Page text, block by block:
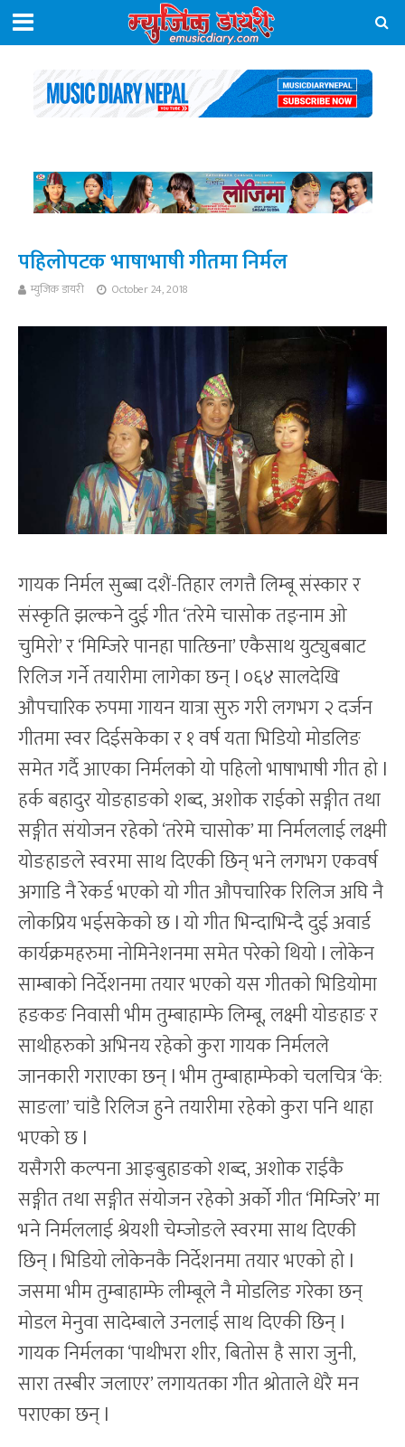
पहिलोपटक भाषाभाषी गीतमा निर्मल
म्युजिक डायरी October 24, 2018
गायक निर्मल सुब्बा दशैं-तिहार लगत्तै लिम्बू संस्कार र
संस्कृति झल्कने दुई गीत ‘तरेमे चासोक तङ्नाम ओ
चुमिरो’ र ‘मिम्जिरे पानहा पात्छिना’ एकैसाथ युट्युबबाट
रिलिज गर्ने तयारीमा लागेका छन् l ०६४ सालदेखि
औपचारिक रुपमा गायन यात्रा सुरु गरी लगभग २ दर्जन
गीतमा स्वर दिईसकेका र १ वर्ष यता भिडियो मोडलिङ
समेत गर्दै आएका निर्मलको यो पहिलो भाषाभाषी गीत हो l
हर्क बहादुर योङहाङको शब्द, अशोक राईको सङ्गीत तथा
सङ्गीत संयोजन रहेको ‘तरेमे चासोक’ मा निर्मललाई लक्ष्मी
योङहाङले स्वरमा साथ दिएकी छिन् भने लगभग एकवर्ष
अगाडि नै रेकर्ड भएको यो गीत औपचारिक रिलिज अघि नै
लोकप्रिय भईसकेको छ l यो गीत भिन्दाभिन्दै दुई अवार्ड
कार्यक्रमहरुमा नोमिनेशनमा समेत परेको थियो l लोकेन
साम्बाको निर्देशनमा तयार भएको यस गीतको भिडियोमा
हङकङ निवासी भीम तुम्बाहाम्फे लिम्बू, लक्ष्मी योङहाङ र
साथीहरुको अभिनय रहेको कुरा गायक निर्मलले
जानकारी गराएका छन् l भीम तुम्बाहाम्फेको चलचित्र ‘के:
साङला’ चांडै रिलिज हुने तयारीमा रहेको कुरा पनि थाहा
भएको छ l
यसैगरी कल्पना आङ्बुहाङको शब्द, अशोक राईकै
सङ्गीत तथा सङ्गीत संयोजन रहेको अर्को गीत ‘मिम्जिरे’ मा
भने निर्मललाई श्रेयशी चेम्जोङले स्वरमा साथ दिएकी
छिन् l भिडियो लोकेनकै निर्देशनमा तयार भएको हो l
जसमा भीम तुम्बाहाम्फे लीम्बूले नै मोडलिङ गरेका छन्
मोडल मेनुवा सादेम्बाले उनलाई साथ दिएकी छिन् l
गायक निर्मलका ‘पाथीभरा शीर, बितोस है सारा जुनी,
सारा तस्बीर जलाएर’ लगायतका गीत श्रोताले धेरै मन
पराएका छन् l